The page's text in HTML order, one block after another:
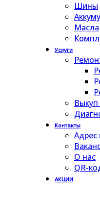
Шины
Масла
Услуги
Выкуп
Контакты
Адрес
О нас
QR-
АКЦИИ